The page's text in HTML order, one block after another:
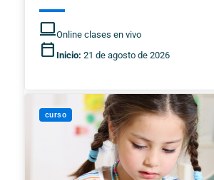
computerOnline clases en vivo
calendar_today Inicio: 21 de agosto de 2026
curso